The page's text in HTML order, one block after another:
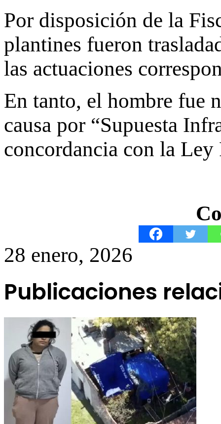
Por disposición de la
plantines fueron
las actuaciones
En tanto, el hombre fue
causa por “Supuesta
concordancia con la
28 enero, 2026
Publicaciones